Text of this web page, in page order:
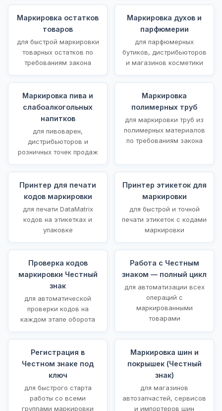
Маркировка остатков
товаров
для быстрой маркировки
товарных остатков по
требованиям закона
Маркировка духов и
парфюмерии
для парфюмерных
бутиков, дистрибьюторов
и магазинов косметики
Маркировка пива и
слабоалкогольных
напитков
для пивоварен,
дистрибьюторов и
розничных точек продаж
Маркировка
полимерных труб
для маркировки труб из
полимерных материалов
по требованиям закона
Принтер для печати
кодов маркировки
для печати DataMatrix
кодов на этикетках и
упаковке
Принтер этикеток для
маркировки
для быстрой и точной
печати этикеток с кодами
маркировки
Проверка кодов
маркировки Честный
знак
для автоматической
проверки кодов на
каждом этапе оборота
Работа с Честным
знаком — полный цикл
для автоматизации всех
операций с
маркированными
товарами
Регистрация в
Честном знаке под
ключ
для быстрого старта
работы со всеми
группами маркировки
Маркировка шин и
покрышек (Честный
знак)
для магазинов
автозапчастей, сервисов
и импортеров шин